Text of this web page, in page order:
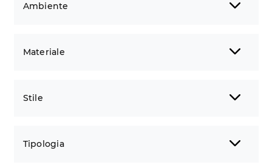
Ambiente
Materiale
Stile
Tipologia